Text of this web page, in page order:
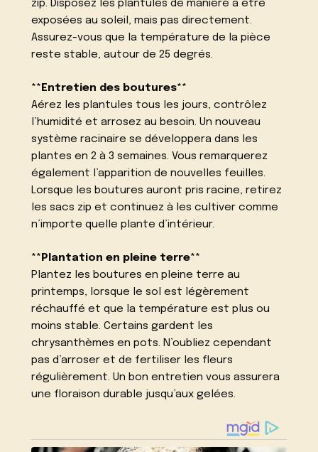
zip. Disposez les plantules de manière à être
exposées au soleil, mais pas directement.
Assurez-vous que la température de la pièce
reste stable, autour de 25 degrés.
**Entretien des boutures**
Aérez les plantules tous les jours, contrôlez
l’humidité et arrosez au besoin. Un nouveau
système racinaire se développera dans les
plantes en 2 à 3 semaines. Vous remarquerez
également l’apparition de nouvelles feuilles.
Lorsque les boutures auront pris racine, retirez
les sacs zip et continuez à les cultiver comme
n’importe quelle plante d’intérieur.
**Plantation en pleine terre**
Plantez les boutures en pleine terre au
printemps, lorsque le sol est légèrement
réchauffé et que la température est plus ou
moins stable. Certains gardent les
chrysanthèmes en pots. N’oubliez cependant
pas d’arroser et de fertiliser les fleurs
régulièrement. Un bon entretien vous assurera
une floraison durable jusqu’aux gelées.